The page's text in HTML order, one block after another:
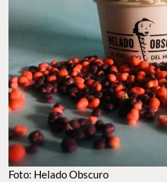
Foto: Helado Obscuro